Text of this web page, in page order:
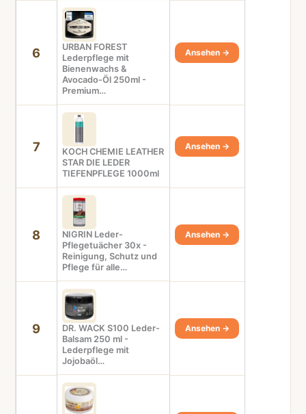
6
URBAN FOREST
Lederpflege mit
Bienenwachs &
Avocado-Öl 250ml -
Premium…
Ansehen →
7
KOCH CHEMIE LEATHER
STAR DIE LEDER
TIEFENPFLEGE 1000ml
Ansehen →
8
NIGRIN Leder-
Pflegetuächer 30x -
Reinigung, Schutz und
Pflege für alle…
Ansehen →
9
DR. WACK S100 Leder-
Balsam 250 ml -
Lederpflege mit
Jojobaöl…
Ansehen →